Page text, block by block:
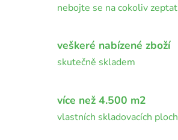
nebojte se na cokoliv zeptat
veškeré nabízené zboží
skutečně skladem
více než 4.500 m2
vlastních skladovacích ploch